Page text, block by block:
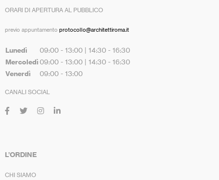
ORARI DI APERTURA AL PUBBLICO
previo appuntamento protocollo@architettiroma.it
Lunedì 09:00 - 13:00 | 14:30 - 16:30
Mercoledì 09:00 - 13:00 | 14:30 - 16:30
Venerdì 09:00 - 13:00
CANALI SOCIAL
L’ORDINE
CHI SIAMO